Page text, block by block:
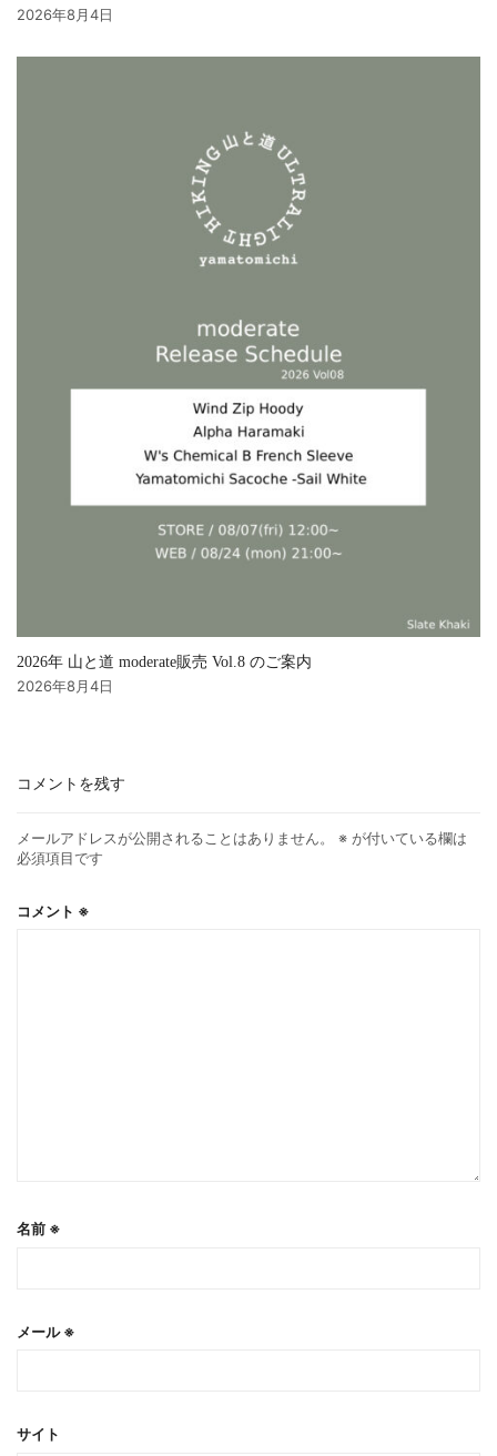
2026年8月4日
2026年 山と道 moderate販売 Vol.8 のご案内
2026年8月4日
コメントを残す
メールアドレスが公開されることはありません。 ※ が付いている欄は
必須項目です
コメント ※
名前 ※
メール※
サイト